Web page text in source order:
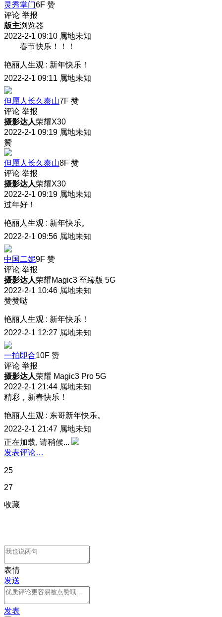
灵秀掌门6F 赞
评论 举报
版主浏览器
2022-2-1 09:10 属地未知
春节快乐！！！
艳丽人生观 : 新年快乐！
2022-2-1 09:11 属地未知
但愿人长久泰山7F 赞
评论 举报
摄影达人荣耀X30
2022-2-1 09:19 属地未知
贊
但愿人长久泰山8F 赞
评论 举报
摄影达人荣耀X30
2022-2-1 09:19 属地未知
过年好！
艳丽人生观 : 新年快乐。
2022-2-1 09:56 属地未知
中国二妮9F 赞
评论 举报
摄影达人荣耀Magic3 至臻版 5G
2022-2-1 10:46 属地未知
赞赞哒
艳丽人生观 : 新年快乐！
2022-2-1 12:27 属地未知
一拍即合10F 赞
评论 举报
摄影达人荣耀 Magic3 Pro 5G
2022-2-1 21:44 属地未知
精彩，新春快乐！
艳丽人生观 : 东哥新年快乐。
2022-2-1 21:47 属地未知
正在加载, 请稍候...
发表评论…
25
27
收藏
表情
发送
发表